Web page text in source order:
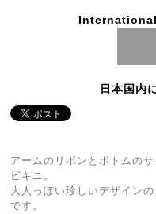
日本国内
アームのリボンとボトムの
ビキニ。
大人っぽい珍しいデザイン
です。